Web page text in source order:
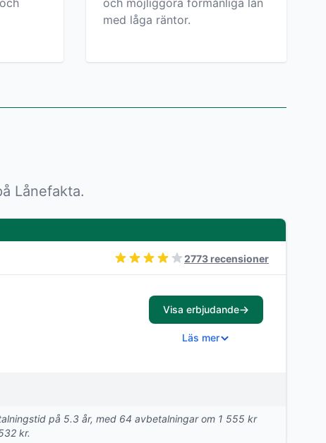
och möjliggöra förmånliga lån
med låga räntor.
Lånefakta.
2773 recensioner
Visa erbjudande
Läs mer
på 5.3 år, med 64 avbetalningar om 1 555 kr
kr.